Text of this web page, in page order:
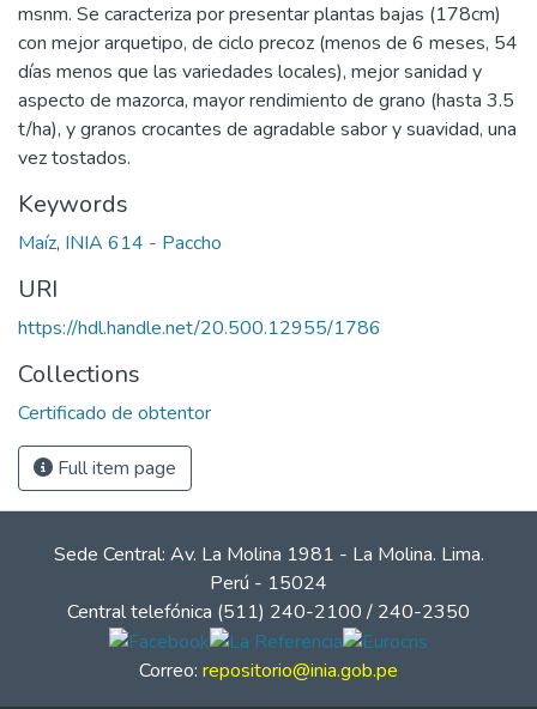
msnm. Se caracteriza por presentar plantas bajas (178cm)
con mejor arquetipo, de ciclo precoz (menos de 6 meses, 54
días menos que las variedades locales), mejor sanidad y
aspecto de mazorca, mayor rendimiento de grano (hasta 3.5
t/ha), y granos crocantes de agradable sabor y suavidad, una
vez tostados.
Keywords
Maíz, INIA 614 - Paccho
URI
https://hdl.handle.net/20.500.12955/1786
Collections
Certificado de obtentor
Full item page
Sede Central: Av. La Molina 1981 - La Molina. Lima.
Perú - 15024
Central telefónica (511) 240-2100 / 240-2350
Correo: repositorio@inia.gob.pe